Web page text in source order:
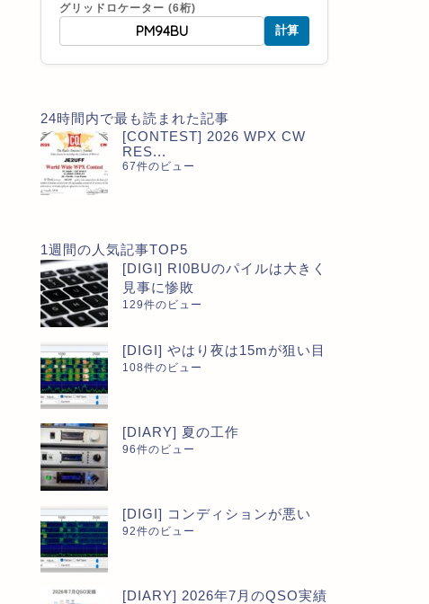
グリッドロケーター (6桁)
計算
24時間内で最も読まれた記事
[CONTEST] 2026 WPX CW
RES...
67件のビュー
1週間の人気記事TOP5
[DIGI] RI0BUのパイルは大きく
見事に惨敗
129件のビュー
[DIGI] やはり夜は15mが狙い目
108件のビュー
[DIARY] 夏の工作
96件のビュー
[DIGI] コンディションが悪い
92件のビュー
[DIARY] 2026年7月のQSO実績